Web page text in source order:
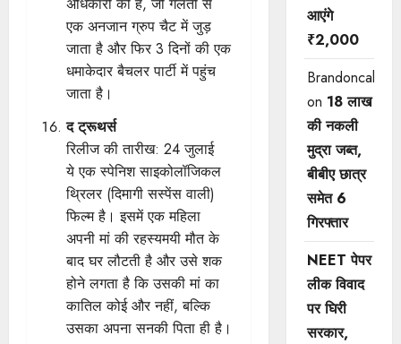
अधिकारी की है, जो गलती से
एक अनजान ग्रुप चैट में जुड़
जाता है और फिर 3 दिनों की एक
धमाकेदार बैचलर पार्टी में पहुंच
जाता है।
द ट्रूथर्स
रिलीज की तारीख: 24 जुलाई
ये एक स्पेनिश साइकोलॉजिकल
थ्रिलर (दिमागी सस्पेंस वाली)
फिल्म है। इसमें एक महिला
अपनी मां की रहस्यमयी मौत के
बाद घर लौटती है और उसे शक
होने लगता है कि उसकी मां का
कातिल कोई और नहीं, बल्कि
उसका अपना सनकी पिता ही है।
आएंगे
₹2,000
Brandoncah
on 18 लाख
की नकली
मुद्रा जब्त,
बीबीए छात्र
समेत 6
गिरफ्तार
NEET पेपर
लीक विवाद
पर घिरी
सरकार,